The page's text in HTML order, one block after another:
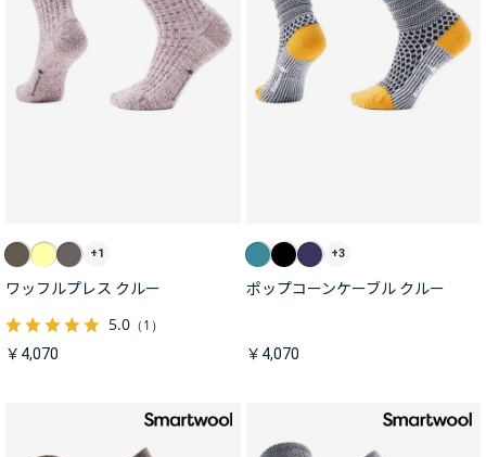
+1
ワッフルプレス クルー
5.0 （1）
￥4,070
+3
ポップコーンケーブル クルー
￥4,070